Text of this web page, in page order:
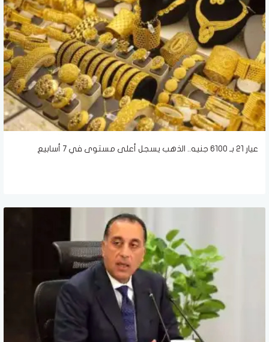
عيار 21 بـ 6100 جنيه.. الذهب يسجل أعلى مستوى في 7 أسابيع